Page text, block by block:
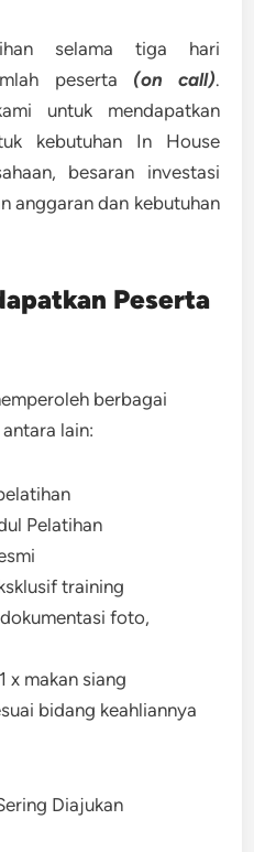
selama tiga hari
peserta (on call).
untuk mendapatkan
kebutuhan In House
besaran investasi
anggaran dan kebutuhan
Peserta
berbagai
lain:
Pelatihan
training
foto,
x makan siang
bidang keahliannya
Diajukan